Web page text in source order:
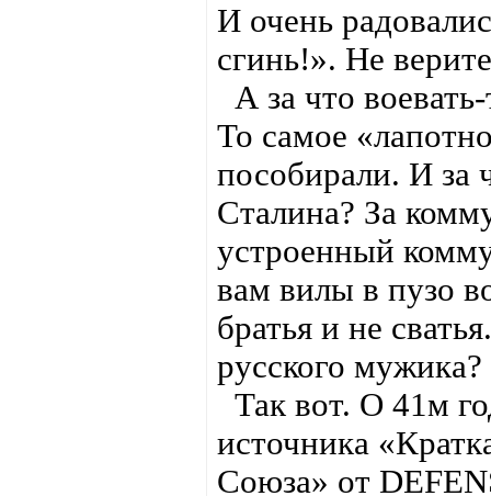
И очень
сгинь!». Не
А за что
То самое
пособирали. И за
Сталина? За
устроенный
вам вилы в пузо
братья и не
русского мужика?
Так вот. О 41м
источника
Союза» от